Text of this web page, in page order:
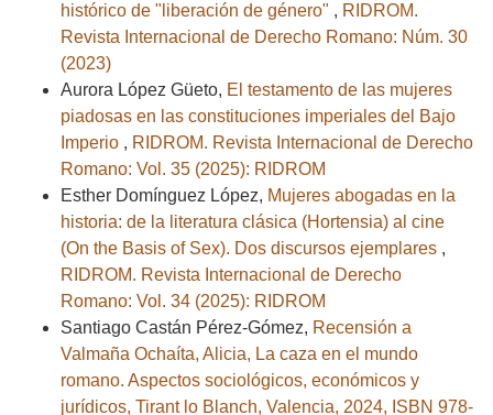
histórico de "liberación de género" , RIDROM.
Revista Internacional de Derecho Romano: Núm. 30
(2023)
Aurora López Güeto, El testamento de las mujeres
piadosas en las constituciones imperiales del Bajo
Imperio , RIDROM. Revista Internacional de Derecho
Romano: Vol. 35 (2025): RIDROM
Esther Domínguez López, Mujeres abogadas en la
historia: de la literatura clásica (Hortensia) al cine
(On the Basis of Sex). Dos discursos ejemplares ,
RIDROM. Revista Internacional de Derecho
Romano: Vol. 34 (2025): RIDROM
Santiago Castán Pérez-Gómez, Recensión a
Valmaña Ochaíta, Alicia, La caza en el mundo
romano. Aspectos sociológicos, económicos y
jurídicos, Tirant lo Blanch, Valencia, 2024, ISBN 978-